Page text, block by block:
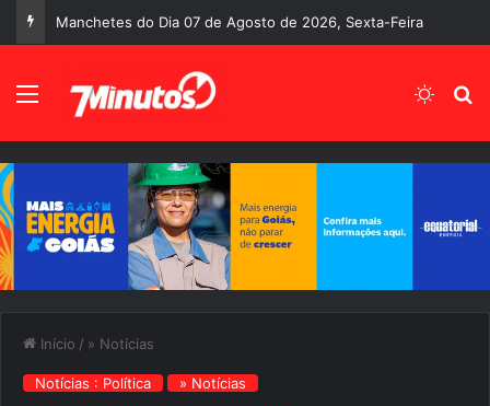
Manchetes do Dia 07 de Agosto de 2026, Sexta-Feira
Menu
Início / » Notícias
Notícias : Política » Notícias